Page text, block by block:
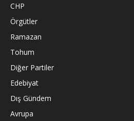
CHP
Örgütler
Ramazan
Tohum
Diğer Partiler
Edebiyat
Dış Gündem
Avrupa